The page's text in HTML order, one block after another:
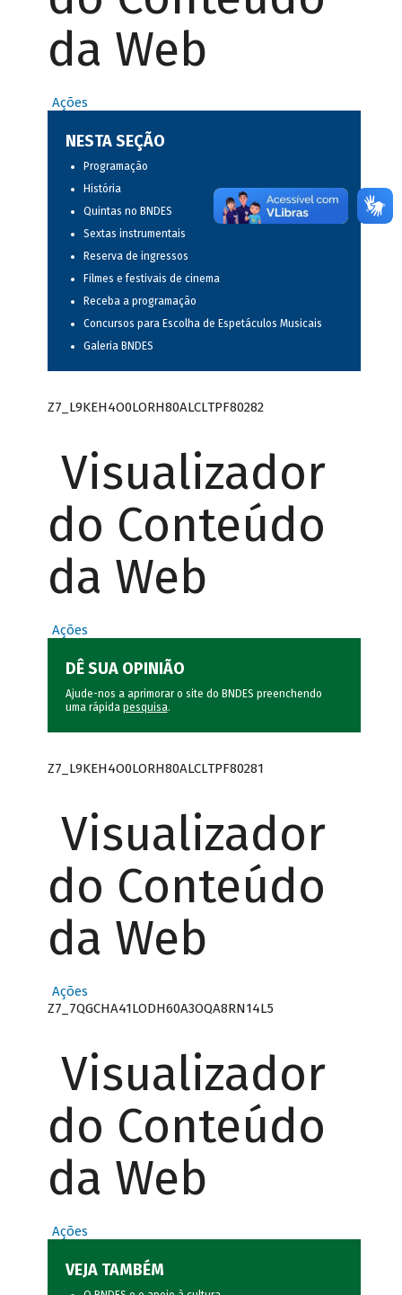
da Web
Ações
NESTA SEÇÃO
Programação
História
Quintas no BNDES
Sextas instrumentais
Reserva de ingressos
Filmes e festivais de cinema
Receba a programação
Concursos para Escolha de Espetáculos Musicais
Galeria BNDES
Z7_L9KEH4O0LORH80ALCLTPF80282
Visualizador
do Conteúdo
da Web
Ações
DÊ SUA OPINIÃO
Ajude-nos a aprimorar o site do BNDES preenchendo
uma rápida pesquisa.
Z7_L9KEH4O0LORH80ALCLTPF80281
Visualizador
do Conteúdo
da Web
Ações
Z7_7QGCHA41LODH60A3OQA8RN14L5
Visualizador
do Conteúdo
da Web
Ações
VEJA TAMBÉM